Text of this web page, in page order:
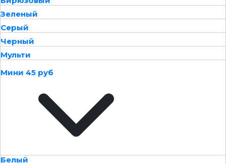
Зеленый
Серый
Черный
Мульти
Мини 45 руб
Белый